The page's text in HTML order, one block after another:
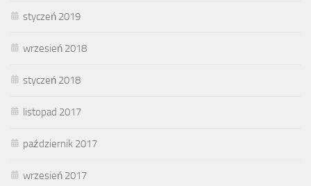
styczeń 2019
wrzesień 2018
styczeń 2018
listopad 2017
październik 2017
wrzesień 2017